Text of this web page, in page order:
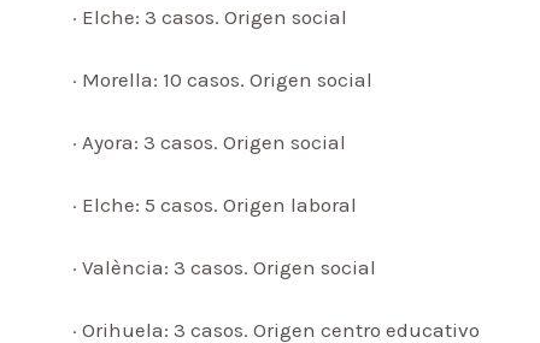
· Elche: 3 casos. Origen social
· Morella: 10 casos. Origen social
· Ayora: 3 casos. Origen social
· Elche: 5 casos. Origen laboral
· València: 3 casos. Origen social
· Orihuela: 3 casos. Origen centro educativo